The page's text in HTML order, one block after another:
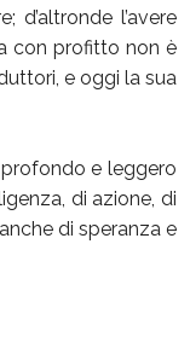
d’altronde l’avere
con profitto non è
e oggi la sua
e leggero
di azione, di
di speranza e